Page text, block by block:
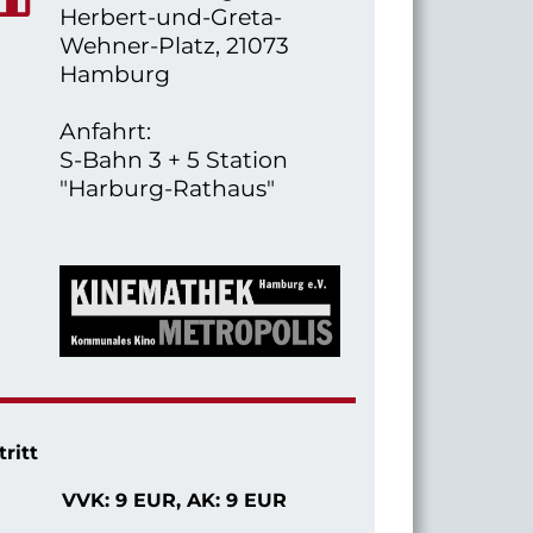
Herbert-und-Greta-
Wehner-Platz, 21073
Hamburg
Anfahrt:
S-Bahn 3 + 5 Station
"Harburg-Rathaus"
VVK: 9 EUR, AK: 9 EUR